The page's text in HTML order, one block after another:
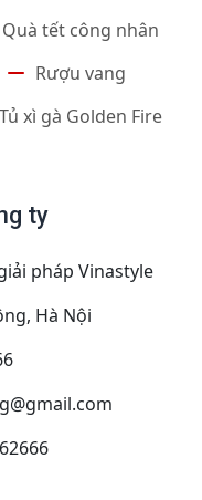
Quà tết công nhân
Rượu vang
Tủ xì gà Golden Fire
ty
pháp Vinastyle
Hà Nội